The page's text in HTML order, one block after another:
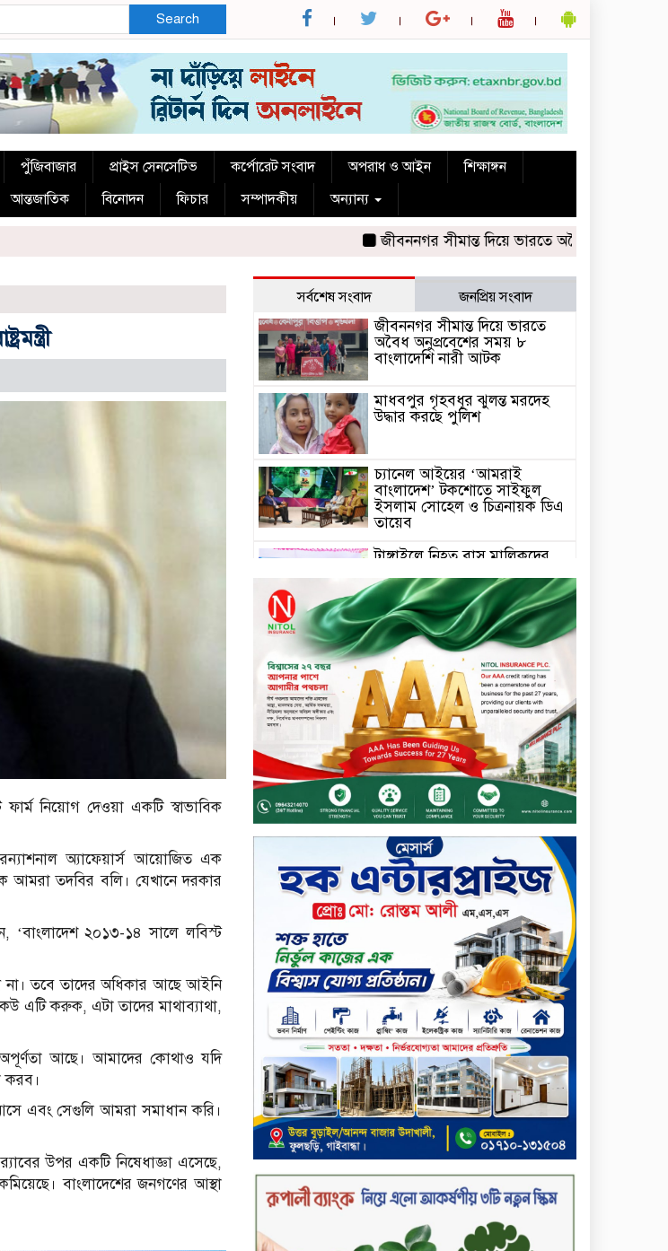
Search
পুঁজিবাজার প্রাইস সেনসেটিভ কর্পোরেট সংবাদ অপরাধ ও আইন
শিক্ষাঙ্গন
আন্তজাতিক বিনোদন ফিচার সম্পাদকীয় অন্যান্য
জীবননগর সীমান্ত দিয়ে ভারতে অবৈধ অনুপ্রবেশের সময়
ফার্ম নিয়োগ দেওয়া একটি স্বাভাবিক
অ্যাফেয়ার্স আয়োজিত এক
আমরা তদবির বলি। যেখানে দরকার
‘বাংলাদেশ ২০১৩-১৪ সালে লবিস্ট
না। তবে তাদের অধিকার আছে আইনি
এটি করুক, এটা তাদের মাথাব্যাথা,
অপূর্ণতা আছে। আমাদের কোথাও যদি
করব।
এবং সেগুলি আমরা সমাধান করি।
র‌্যাবের উপর একটি নিষেধাজ্ঞা এসেছে,
বাংলাদেশের জনগণের আস্থা
সর্বশেষ সংবাদ জনপ্রিয় সংবাদ
জীবননগর সীমান্ত দিয়ে ভারতে
অবৈধ অনুপ্রবেশের সময় ৮
বাংলাদেশি নারী আটক
মাধবপুর গৃহবধূর ঝুলন্ত মরদেহ
উদ্ধার করছে পুলিশ
চ্যানেল আইয়ের ‘আমরাই
বাংলাদেশ’ টকশোতে সাইফুল
ইসলাম সোহেল ও চিত্রনায়ক ডিএ
তায়েব
টাঙ্গাইলে নিহত বাস মালিকদের
প্রদান
টাঙ্গাইলে ভাষা কর্মশালা ও পুরষ্কার
বিতরণ
সড়ক নিরাপত্তায় বিশেষ অবদান
রাখায় নিসচা বিশেষ সম্মাননা
পেলেন লায়ন গনি মিয়া বাবুল
মার্কেন্টাইল ব্যাংকের নির্বাহী
কমিটির চেয়ারম্যান হলেন
আনোয়ারুল হক
সপ্তাহের শেষ কার্যদিবসে
লেনদেনের তালিকায় শীর্ষে উঠে
এসেছে শার্প ইন্ডাস্ট্রিজ
সপ্তাহের শেষ কার্যদিবসে
দরপতনের শীর্ষে সেনা ইন্স্যুরেন্স
সপ্তাহের শেষ কার্যদিবসে দরবৃদ্ধির
শীর্ষে নিটল ইন্স্যুরেন্স
সিলেটের ওসমানীনগরে দুই বাসের
মুখোমুখি সংঘর্ষে ৮ জন নিহত
২০২৯ সালের মধ্যে বাংলাদেশের
সবচেয়ে বিশ্বস্ত, টেকসই ও
ক্যাশলেস ব্যাংক হওয়ার লক্ষ্য
নিয়ে ‘ভিশন ২০২৯’ উন্মোচন করল
কমিউনিটি ব্যাংক বাংলাদেশ
পিএলসি